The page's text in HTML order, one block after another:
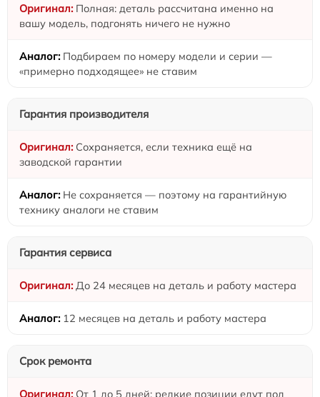
Полная: деталь рассчитана именно на
вашу модель, подгонять ничего не нужно
Подбираем по номеру модели и серии —
«примерно подходящее» не ставим
Гарантия производителя
Сохраняется, если техника ещё на
заводской гарантии
Не сохраняется — поэтому на гарантийную
технику аналоги не ставим
Гарантия сервиса
До 24 месяцев на деталь и работу мастера
12 месяцев на деталь и работу мастера
Срок ремонта
От 1 до 5 дней: редкие позиции едут под